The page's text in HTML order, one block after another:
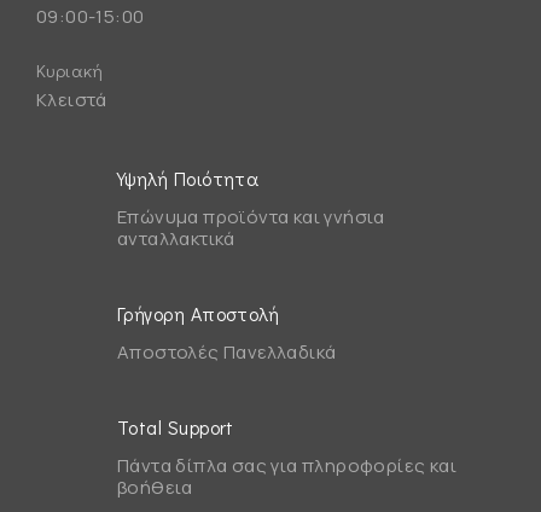
09:00-15:00
Κυριακή
Κλειστά
Υψηλή Ποιότητα
Επώνυμα προϊόντα και γνήσια
ανταλλακτικά
Γρήγορη Αποστολή
Αποστολές Πανελλαδικά
Total Support
Πάντα δίπλα σας για πληροφορίες και
βοήθεια